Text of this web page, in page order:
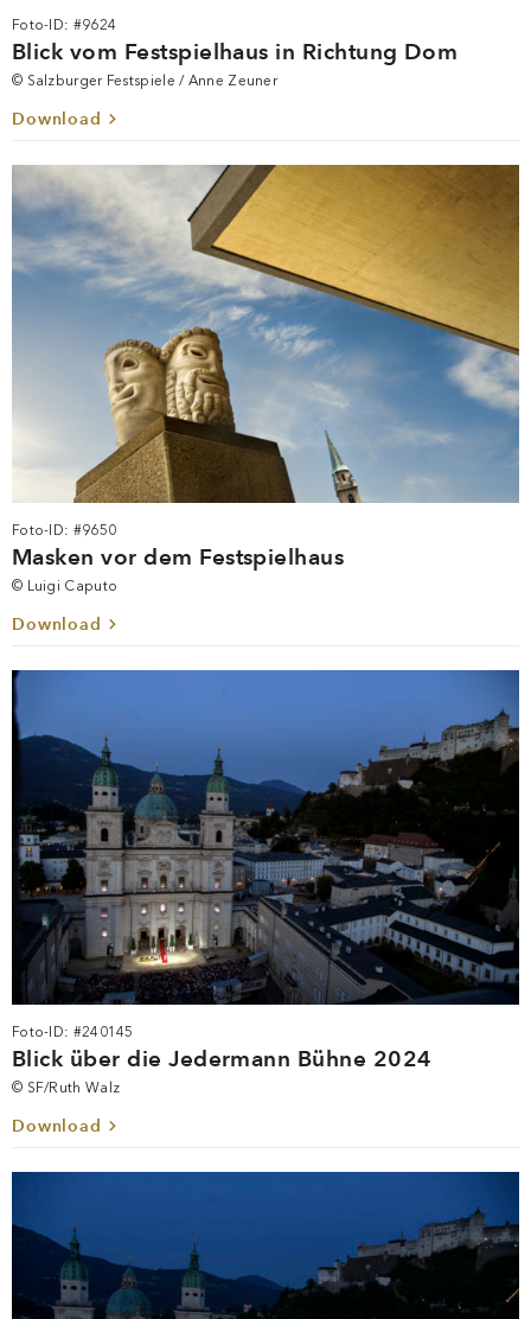
Foto-ID: #9624
Blick vom Festspielhaus in Richtung Dom
© Salzburger Festspiele / Anne Zeuner
Download
Foto-ID: #9650
Masken vor dem Festspielhaus
© Luigi Caputo
Download
Foto-ID: #240145
Blick über die Jedermann Bühne 2024
Download